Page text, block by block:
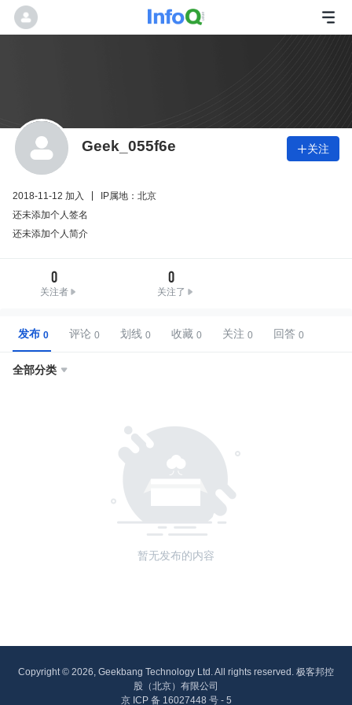
Geek_055f6e 关注
2018-11-12 加入
IP属地：北京
还未添加个人签名
还未添加个人简介
0
关注者
0
关注了
发布 评论 划线 收藏 关注 回答
全部分类 
暂无发布的内容
Copyright © 2026, Geekbang Technology Ltd. All rights reserved. 极客邦控
股（北京）有限公司
京 ICP 备 16027448 号 - 5